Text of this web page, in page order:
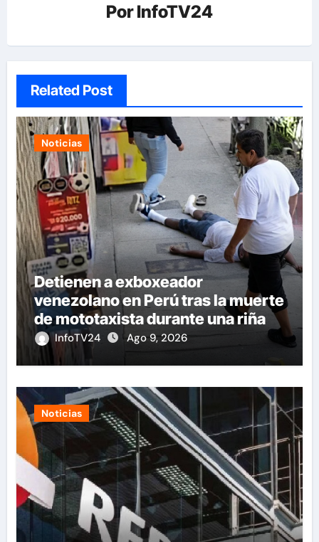
PorInfoTV24
Related Post
Noticias
Detienen a exboxeador
venezolano en Perú tras la muerte
de mototaxista durante una riña
InfoTV24 Ago 9, 2026
Noticias